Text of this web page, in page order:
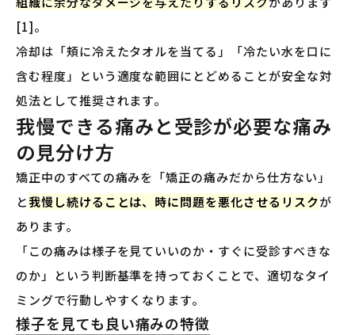
[1]。
冷却は「頬に冷えたタオルを当てる」「冷たい水を口に
含む程度」という適度な範囲にとどめることが安全な対
処法として推奨されます。
我慢できる痛みと受診が必要な痛み
の見分け方
矯正中のすべての痛みを「矯正の痛みだから仕方ない」
と我慢し続けることは、時に問題を悪化させるリスクが
あります。
「この痛みは様子を見ていいのか・すぐに受診すべきな
のか」という判断基準を持っておくことで、適切なタイ
ミングで行動しやすくなります。
様子を見ても良い痛みの特徴